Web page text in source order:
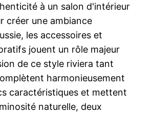
à un salon d'intérieur
créer une ambiance
les accessoires et
jouent un rôle majeur
de ce style riviera tant
harmonieusement
caractéristiques et mettent
naturelle, deux